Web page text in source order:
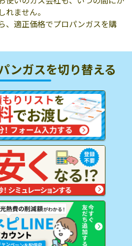
ません。
、適正価格でプロパンガスを購
ンガスを切り替える